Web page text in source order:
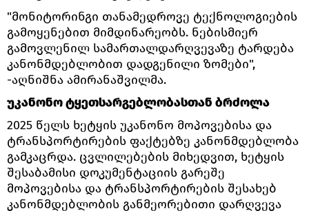
"მონიტორინგი თანამედროვე ტექნოლოგიების
გამოყენებით მიმდინარეობს. ნებისმიერ
გამოვლენილ სამართალდარღვევაზე ტარდება
კანონმდებლობით დადგენილი ზომები",
-აღნიშნა ამირანაშვილმა.
უკანონო ტყეთსარგებლობასთან ბრძოლა
2025 წელს ხეტყის უკანონო მოპოვებისა და
ტრანსპორტირების ფაქტებზე კანონმდებლობა
გამკაცრდა. ცვლილებების მიხედვით, ხეტყის
შესაბამისი დოკუმენტაციის გარეშე
მოპოვებისა და ტრანსპორტირების შესახებ
კანონმდებლობის განმეორებითი დარღვევა